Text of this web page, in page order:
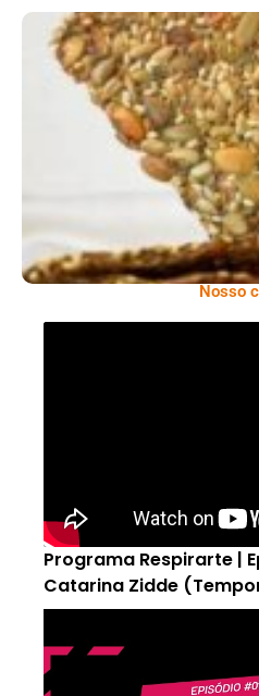
Comer Bem:
Nosso
Programa Respirarte |
Catarina Zidde